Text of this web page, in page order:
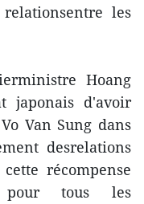
les
Hoang
japonais d'avoir
Van Sung dans
desrelations
récompense
pour tous les